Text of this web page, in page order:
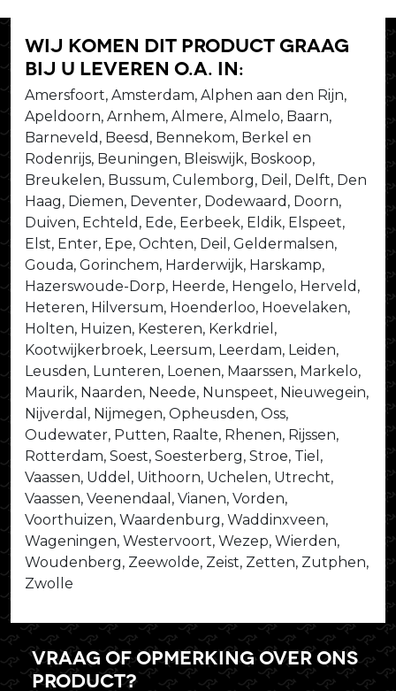
Wij komen dit product graag
bij u leveren o.a. in:
Amersfoort, Amsterdam, Alphen aan den Rijn,
Apeldoorn, Arnhem, Almere, Almelo, Baarn,
Barneveld, Beesd, Bennekom, Berkel en
Rodenrijs, Beuningen, Bleiswijk, Boskoop,
Breukelen, Bussum, Culemborg, Deil, Delft, Den
Haag, Diemen, Deventer, Dodewaard, Doorn,
Duiven, Echteld, Ede, Eerbeek, Eldik, Elspeet,
Elst, Enter, Epe, Ochten, Deil, Geldermalsen,
Gouda, Gorinchem, Harderwijk, Harskamp,
Hazerswoude-Dorp, Heerde, Hengelo, Herveld,
Heteren, Hilversum, Hoenderloo, Hoevelaken,
Holten, Huizen, Kesteren, Kerkdriel,
Kootwijkerbroek, Leersum, Leerdam, Leiden,
Leusden, Lunteren, Loenen, Maarssen, Markelo,
Maurik, Naarden, Neede, Nunspeet, Nieuwegein,
Nijverdal, Nijmegen, Opheusden, Oss,
Oudewater, Putten, Raalte, Rhenen, Rijssen,
Rotterdam, Soest, Soesterberg, Stroe, Tiel,
Vaassen, Uddel, Uithoorn, Uchelen, Utrecht,
Vaassen, Veenendaal, Vianen, Vorden,
Voorthuizen, Waardenburg, Waddinxveen,
Wageningen, Westervoort, Wezep, Wierden,
Woudenberg, Zeewolde, Zeist, Zetten, Zutphen,
Zwolle
Vraag of opmerking over ons
product?